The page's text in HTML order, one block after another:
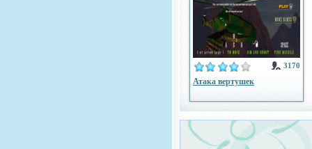
3170
Атака вертушек